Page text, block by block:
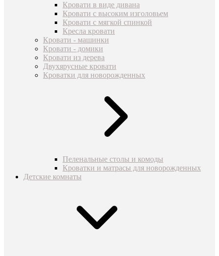
Кровати в виде дивана
Кровати с высоким изголовьем
Кровати с мягкой спинкой
Кресла кровати
Кровати - машинки
Кровати - домики
Кровати из дерева
Двухярусные кровати
Кроватки для новорожденных
Пеленальные столы и комоды
Кроватки и матрасы для новорожденных
Детские комнаты